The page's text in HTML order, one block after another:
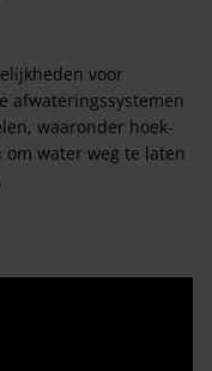
voor
afwateringssystemen
waaronder hoek-
water weg te laten